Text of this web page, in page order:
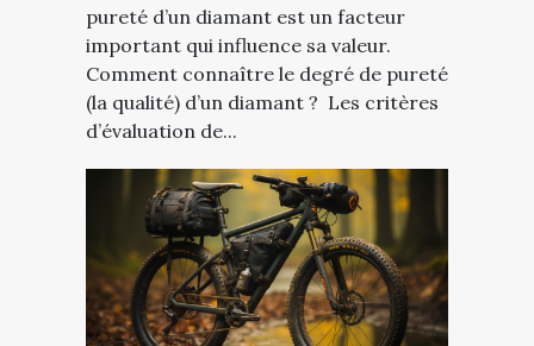
pureté d’un diamant est un facteur
important qui influence sa valeur.
Comment connaître le degré de pureté
(la qualité) d’un diamant ? Les critères
d’évaluation de...